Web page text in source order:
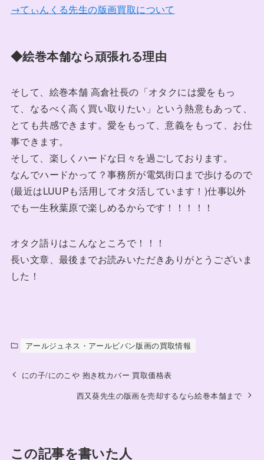
→てぃんくる先生の版画買取について
◆絵巻本舗なら頑張れる理由
そして、絵巻本舗 高倉社長の「オタクには愛をもっ
て、なるべく高く買い取りたい」という熱意もあって、
とても共感できます。愛をもって、意義をもって、お仕
事できます。
そして、楽しくハードな日々を過ごしております。
なんでハードかって？事務所が電気街口まで歩けるので
(最近はLUUPも活用してオタ活しています！)仕事以外
でも一生秋葉原で楽しめるからです！！！！！
オタク語りはこんなところで！！！
長い文章、最後までお読みいただきありがとうございま
した！
アールジュネス・アールビバン版画の買取情報
にの子/にのこや 抱き枕カバー 買取価格表
西又葵先生の版画を売却するなら絵巻本舗まで
この記事を書いた人